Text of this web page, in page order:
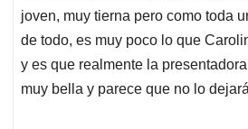
joven, muy tierna pero como toda
de todo, es muy poco lo que
y es que realmente la
muy bella y parece que no lo